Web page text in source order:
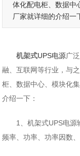
体化配电柜、数据中
厂家就详细的介绍一
机架式UPS电源广
融、互联网等行业，与
柜、数据中心、模块化
介绍一下：
1、机架式UPS电源
频率、功率、功率因数